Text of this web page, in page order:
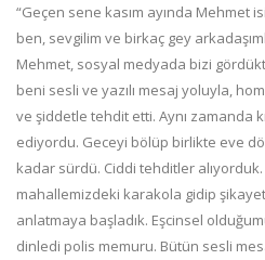
“Geçen sene kasım ayında Mehmet
ben, sevgilim ve birkaç gey
Mehmet, sosyal medyada bizi
beni sesli ve yazılı mesaj yoluyla,
ve şiddetle tehdit etti. Aynı zamanda
ediyordu. Geceyi bölüp birlikte eve
kadar sürdü. Ciddi tehditler
mahallemizdeki karakola gidip
anlatmaya başladık. Eşcinsel
dinledi polis memuru. Bütün sesli